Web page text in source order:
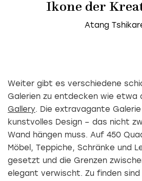
Ikone der
Weiter gibt es verschiedene
Galerien zu entdecken wie etwa
Gallery. Die extravagante
kunstvolles Design – das nicht
Wand hängen muss. Auf 450
Möbel, Teppiche, Schränke und
gesetzt und die Grenzen
elegant verwischt. Zu finden